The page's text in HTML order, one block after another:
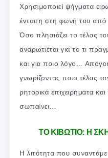
Χρησιμοποιεί ψήγματα
ένταση στη φωνή του από
Όσο πλησιάζει το τέλος
αναρωτιέται για το τι
και για ποιο λόγο…
γνωρίζοντας ποιο τέλος
ρητορικά επιχειρήματα
σωπαίνει…
ΤΟ ΚΙΒΩΤΙΟ: Η
Η λιτότητα που